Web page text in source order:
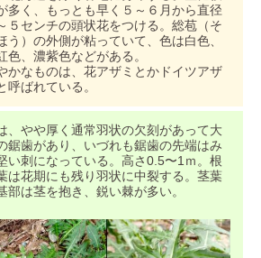
多く、もっとも早く５～６月から直径
５センチの頭状花をつける。総苞（そ
う）の外側が粘っていて、色は白色、
色、濃紫色などがある。
かなものは、花アザミとかドイツアザ
呼ばれている。
、やや厚く通常羽状の欠刻があって大
鋸歯があり、いづれも鋸歯の先端はみ
い刺になっている。高さ0.5〜1ｍ。根
は花期にも残り羽状に中裂する。茎葉
部は茎を抱き、鋭い棘が多い。